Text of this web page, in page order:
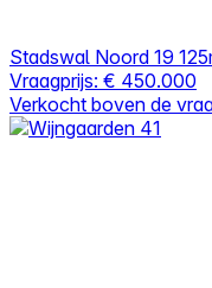
Stadswal Noord 19
Vraagprijs: € 450.000
Verkocht boven de